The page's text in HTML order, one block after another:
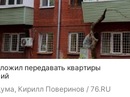
передавать квартиры
Кирилл Поверинов / 76.RU